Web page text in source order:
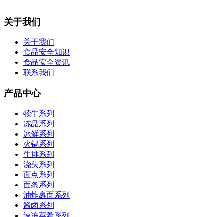
关于我们
关于我们
食品安全知识
食品安全资讯
联系我们
产品中心
犊牛系列
冻品系列
冰鲜系列
火锅系列
牛排系列
浇头系列
面点系列
面条系列
油炸裹面系列
酱卤系列
速冻菜肴系列